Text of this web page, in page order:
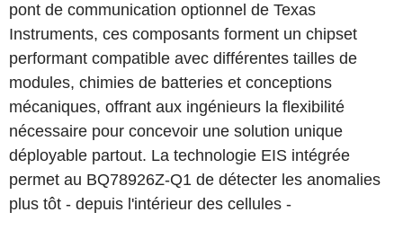
pont de communication optionnel de Texas
Instruments, ces composants forment un chipset
performant compatible avec différentes tailles de
modules, chimies de batteries et conceptions
mécaniques, offrant aux ingénieurs la flexibilité
nécessaire pour concevoir une solution unique
déployable partout. La technologie EIS intégrée
permet au BQ78926Z-Q1 de détecter les anomalies
plus tôt - depuis l'intérieur des cellules -